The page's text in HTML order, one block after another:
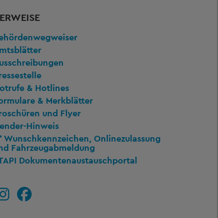
& Hotlines
& Merkblätter
und Flyer
Hinweis
Wunschkennzeichen, Onlinezulassung
Fahrzeugabmeldung
Dokumentenaustauschportal